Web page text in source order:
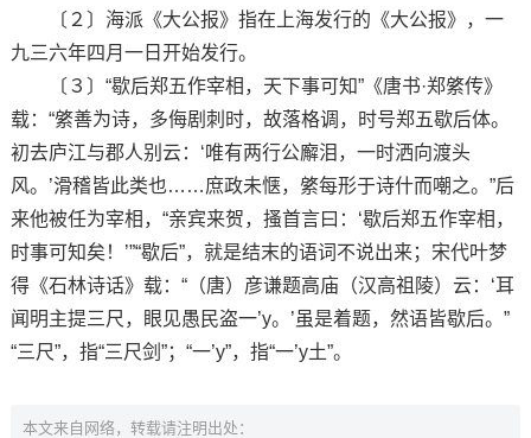
〔２〕海派《大公报》指在上海发行的《大公报》，一
九三六年四月一日开始发行。
〔３〕“歇后郑五作宰相，天下事可知”《唐书·郑綮传》
载：“綮善为诗，多侮剧刺时，故落格调，时号郑五歇后体。
初去庐江与郡人别云：‘唯有两行公廨泪，一时洒向渡头
风。’滑稽皆此类也……庶政未惬，綮每形于诗什而嘲之。”后
来他被任为宰相，“亲宾来贺，搔首言曰：‘歇后郑五作宰相，
时事可知矣！’”“歇后”，就是结末的语词不说出来；宋代叶梦
得《石林诗话》载：“（唐）彦谦题高庙（汉高祖陵）云：‘耳
闻明主提三尺，眼见愚民盗一’y。’虽是着题，然语皆歇后。”
“三尺”，指“三尺剑”；“一’y”，指“一’y土”。
本文来自网络，转载请注明出处：